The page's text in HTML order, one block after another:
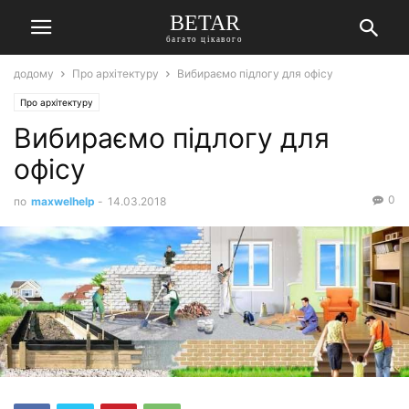
BETAR
багато цікавого
додому Про архітектуру Вибираємо підлогу для офісу
Про архітектуру
Вибираємо підлогу для
офісу
по maxwelhelp - 14.03.2018 0